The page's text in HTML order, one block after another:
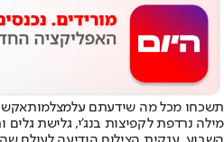
תשכחו מכל מה שידעתם עלמצלמות
מילה נרדפת לקפיצות בנג'י, גלישת גלים